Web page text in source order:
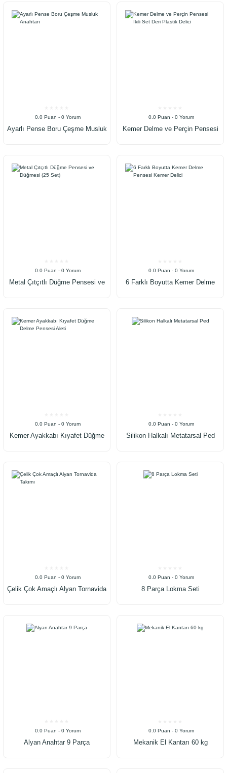
0.0 Puan - 0 Yorum
Ayarlı Pense Boru Çeşme Musluk
0.0 Puan - 0 Yorum
Kemer Delme ve Perçin Pensesi
0.0 Puan - 0 Yorum
Metal Çıtçıtlı Düğme Pensesi ve
0.0 Puan - 0 Yorum
6 Farklı Boyutta Kemer Delme
0.0 Puan - 0 Yorum
Kemer Ayakkabı Kıyafet Düğme
0.0 Puan - 0 Yorum
Silikon Halkalı Metatarsal Ped
0.0 Puan - 0 Yorum
Çelik Çok Amaçlı Alyan Tornavida
0.0 Puan - 0 Yorum
8 Parça Lokma Seti
0.0 Puan - 0 Yorum
Alyan Anahtar 9 Parça
0.0 Puan - 0 Yorum
Mekanik El Kantarı 60 kg